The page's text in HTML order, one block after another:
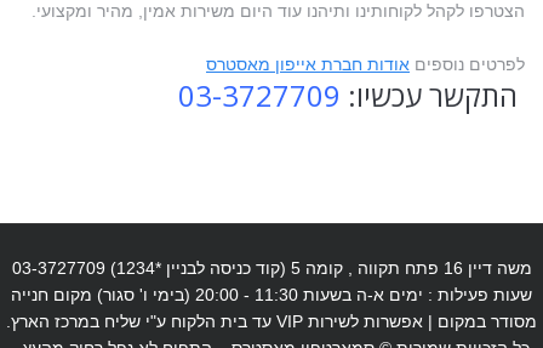
הצטרפו לקהל לקוחותינו ותיהנו עוד היום משירות אמין, מהיר ומקצועי.
לפרטים נוספים אודות חברת אייפון מאסטרס
התקשר עכשיו: 03-3727709
משה דיין 16 פתח תקווה , קומה 5 (קוד כניסה לבניין *1234) 03-3727709
שעות פעילות : ימים א-ה בשעות 11:30 - 20:00 (בימי ו' סגור) מקום חנייה
מסודר במקום | אפשרות לשירות VIP עד בית הלקוח ע"י שליח במרכז הארץ.